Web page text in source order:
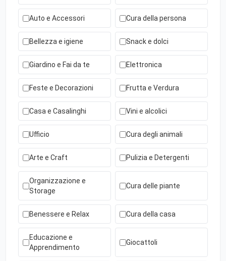
Auto e Accessori Cura della persona
Bellezza e igiene Snack e dolci
Giardino e Fai da te Elettronica
Feste e Decorazioni Frutta e Verdura
Casa e Casalinghi Vini e alcolici
Ufficio Cura degli animali
Arte e Craft Pulizia e Detergenti
Organizzazione e
Storage
Cura delle piante
Benessere e Relax Cura della casa
Educazione e
Apprendimento
Giocattoli